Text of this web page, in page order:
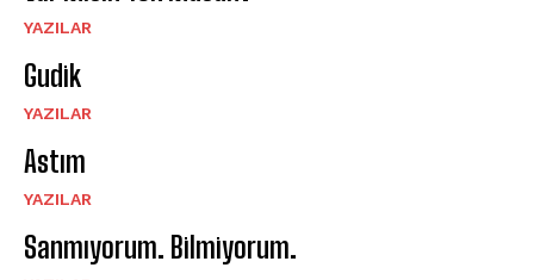
YAZILAR
Gudik
YAZILAR
Astım
YAZILAR
Sanmıyorum. Bilmiyorum.